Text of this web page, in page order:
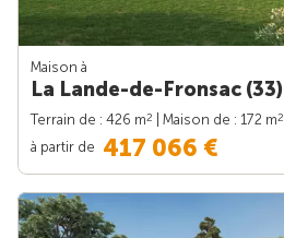
Maison à
La Lande-de-Fronsac (33)
Terrain de : 426 m2 | Maison de : 172 m2
à partir de 417 066 €